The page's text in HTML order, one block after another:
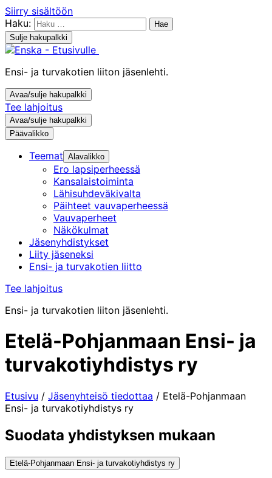
Siirry sisältöön
Haku:
Sulje hakupalkki
Ensi- ja turvakotien liiton jäsenlehti.
Avaa/sulje hakupalkki
Tee lahjoitus
Avaa/sulje hakupalkki
Päävalikko
Teemat Alavalikko
Ero lapsiperheessä
Kansalaistoiminta
Lähisuhdeväkivalta
Päihteet vauvaperheessä
Vauvaperheet
Näkökulmat
Jäsenyhdistykset
Liity jäseneksi
Ensi- ja turvakotien liitto
Tee lahjoitus
Ensi- ja turvakotien liiton jäsenlehti.
Etelä-Pohjanmaan Ensi- ja
turvakotiyhdistys ry
Etusivu / Jäsenyhteisö tiedottaa / Etelä-Pohjanmaan
Ensi- ja turvakotiyhdistys ry
Suodata yhdistyksen mukaan
Etelä-Pohjanmaan Ensi- ja turvakotiyhdistys ry